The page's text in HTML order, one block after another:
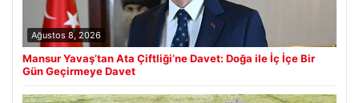
Ağustos 8, 2026
Mansur Yavaş’tan Ata Çiftliği’ne Davet: Doğa ile İç İçe Bir
Gün Geçirmeye Davet